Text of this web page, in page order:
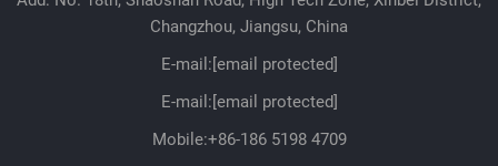
Changzhou, Jiangsu, China
E-mail: [email protected]
E-mail: [email protected]
Mobile:+86-186 5198 4709